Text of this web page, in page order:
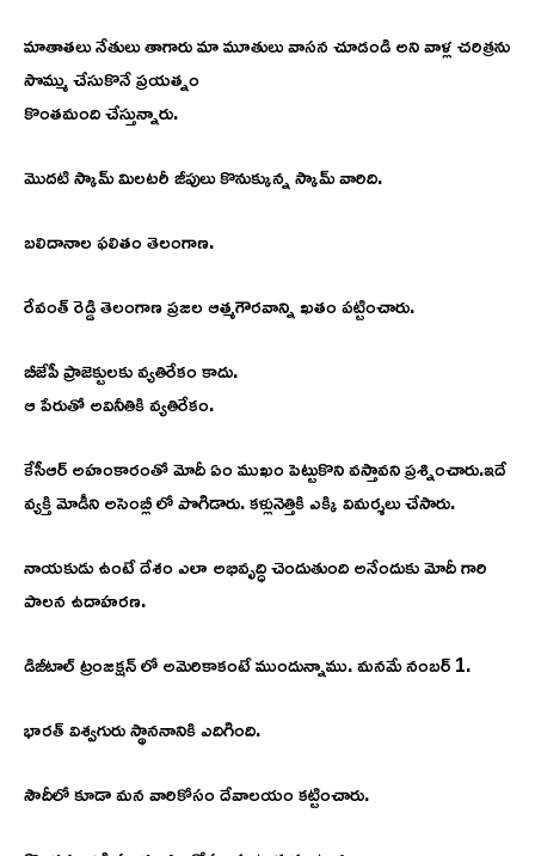
మాతాతలు నేతులు తాగారు మా మూతులు వాసన చూడండి అని వాళ్ల చరిత్రను
సొమ్ము చేసుకొనే ప్రయత్నం
కొంతమంది చేస్తున్నారు.
మొదటి స్కామ్ మిలటరీ జీపులు కొనుక్కున్న స్కామ్ వారిది.
బలిదానాల ఫలితం తెలంగాణ.
రేవంత్ రెడ్డి తెలంగాణ ప్రజల ఆత్మగౌరవాన్ని ఖతం పట్టించారు.
బీజేపీ ప్రాజెక్టులకు వ్యతిరేకం కాదు.
ఆ పేరుతో అవినీతికి వ్యతిరేకం.
కేసీఆర్ అహంకారంతో మోదీ ఏం ముఖం పెట్టుకొని వస్తావని ప్రశ్నించారు.ఇదే
వ్యక్తి మోడీని అసెంబ్లీ లో పొగిడారు. కళ్లునెత్తికి ఎక్కి విమర్శలు చేసారు.
నాయకుడు ఉంటే దేశం ఎలా అభివృద్ధి చెందుతుంది అనేందుకు మోదీ గారి
పాలన ఉదాహరణ.
డిజీటాల్ ట్రంజక్షన్ లో అమెరికాకంటే ముందున్నాము. మనమే నంబర్ 1.
భారత్ విశ్వగురు స్థాననానికి ఎదిగింది.
సౌదీలో కూడా మన వారికోసం దేవాలయం కట్టించారు.